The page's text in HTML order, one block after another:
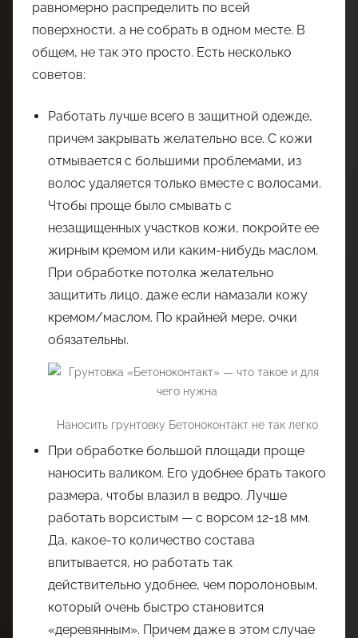
равномерно распределить по всей
поверхности, а не собрать в одном месте. В
общем, не так это просто. Есть несколько
советов:
Работать лучше всего в защитной одежде,
причем закрывать желательно все. С кожи
отмывается с большими проблемами, из
волос удаляется только вместе с волосами.
Чтобы проще было смывать с
незащищенных участков кожи, покройте ее
жирным кремом или каким-нибудь маслом.
При обработке потолка желательно
защитить лицо, даже если намазали кожу
кремом/маслом. По крайней мере, очки
обязательны.
Наносить грунтовку Бетоноконтакт не так легко
При обработке большой площади проще
наносить валиком. Его удобнее брать такого
размера, чтобы влазил в ведро. Лучше
работать ворсистым — с ворсом 12-18 мм.
Да, какое-то количество состава
впитывается, но работать так
действительно удобнее, чем поролоновым,
который очень быстро становится
«деревянным». Причем даже в этом случае